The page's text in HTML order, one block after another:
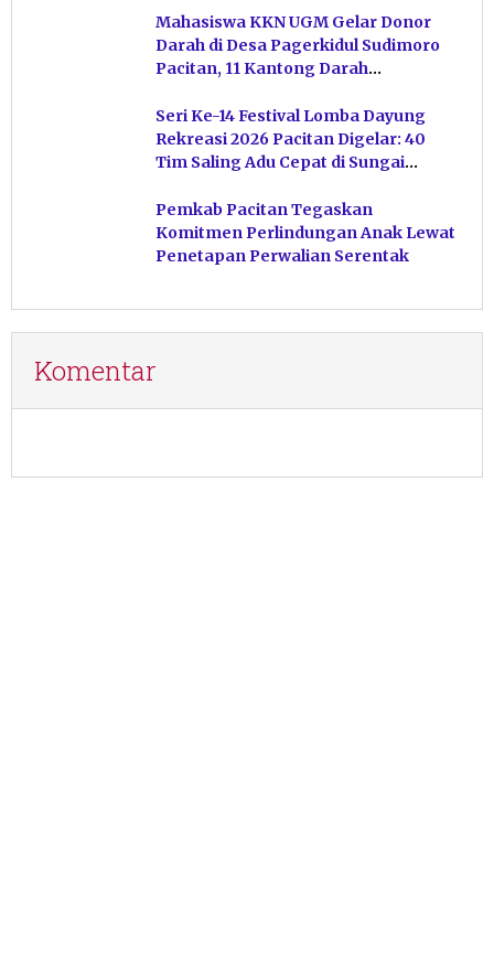
Mahasiswa KKN UGM Gelar Donor
Darah di Desa Pagerkidul Sudimoro
Pacitan, 11 Kantong Darah
Seri Ke-14 Festival Lomba Dayung
Rekreasi 2026 Pacitan Digelar: 40
Tim Saling Adu Cepat di Sungai
Pemkab Pacitan Tegaskan
Komitmen Perlindungan Anak Lewat
Penetapan Perwalian Serentak
Komentar